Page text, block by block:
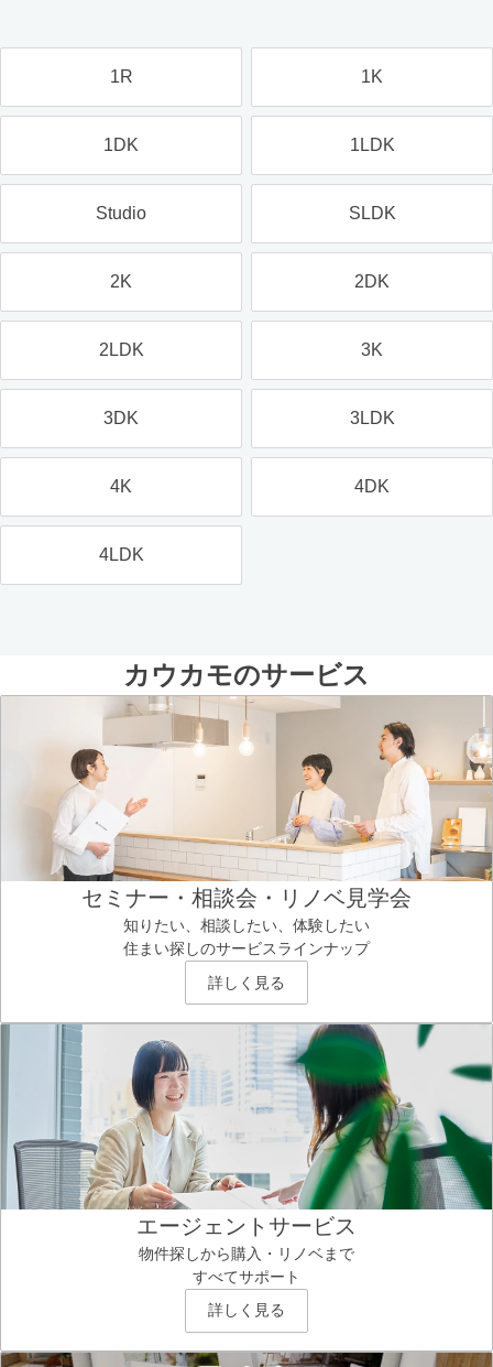
1R 1K
1DK 1LDK
Studio SLDK
2K 2DK
2LDK 3K
3DK 3LDK
4K 4DK
4LDK
カウカモのサービス
セミナー・相談会・リノベ見学会
知りたい、相談したい、体験したい
住まい探しのサービスラインナップ
詳しく見る
エージェントサービス
物件探しから購入・リノベまで
すべてサポート
詳しく見る